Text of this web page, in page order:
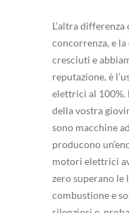
L’altra
concorrenza, e
cresciuti e
reputazione, è
elettrici al
della vostra
sono macchine
producono
motori elettrici
zero superano
combustione e